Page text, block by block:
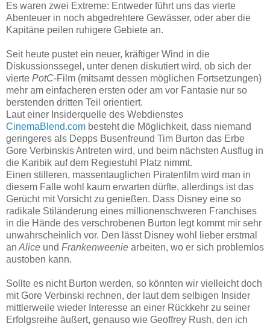
Es waren zwei Extreme: Entweder führt uns das vierte
Abenteuer in noch abgedrehtere Gewässer, oder aber die
Kapitäne peilen ruhigere Gebiete an.
Seit heute pustet ein neuer, kräftiger Wind in die
Diskussionssegel, unter denen diskutiert wird, ob sich der
vierte PotC-Film (mitsamt dessen möglichen Fortsetzungen)
mehr am einfacheren ersten oder am vor Fantasie nur so
berstenden dritten Teil orientiert.
Laut einer Insiderquelle des Webdienstes
CinemaBlend.com besteht die Möglichkeit, dass niemand
geringeres als Depps Busenfreund Tim Burton das Erbe
Gore Verbinskis Antreten wird, und beim nächsten Ausflug in
die Karibik auf dem Regiestuhl Platz nimmt.
Einen stilleren, massentauglichen Piratenfilm wird man in
diesem Falle wohl kaum erwarten dürfte, allerdings ist das
Gerücht mit Vorsicht zu genießen. Dass Disney eine so
radikale Stiländerung eines millionenschweren Franchises
in die Hände des verschrobenen Burton legt kommt mir sehr
unwahrscheinlich vor. Den lässt Disney wohl lieber erstmal
an Alice und Frankenweenie arbeiten, wo er sich problemlos
austoben kann.
Sollte es nicht Burton werden, so könnten wir vielleicht doch
mit Gore Verbinski rechnen, der laut dem selbigen Insider
mittlerweile wieder Interesse an einer Rückkehr zu seiner
Erfolgsreihe äußert, genauso wie Geoffrey Rush, den ich